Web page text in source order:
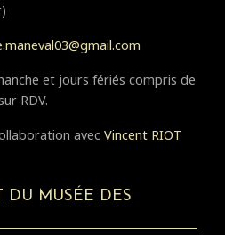
et jours fériés compris de
RDV.
avec Vincent RIOT
DU MUSÉE DES